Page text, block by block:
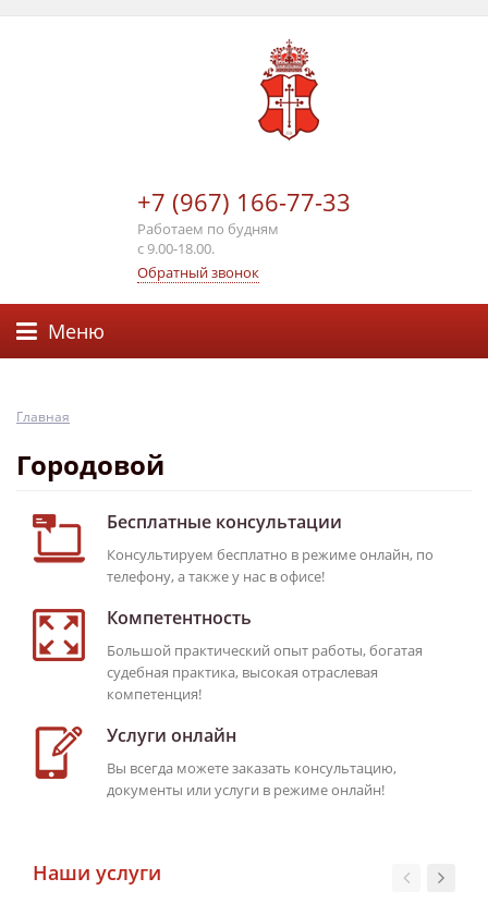
+7 (967) 166-77-33
Работаем по будням
с 9.00-18.00.
Обратный звонок
Меню
Главная
Городовой
Бесплатные консультации
Консультируем бесплатно в режиме онлайн, по
телефону, а также у нас в офисе!
Компетентность
Большой практический опыт работы, богатая
судебная практика, высокая отраслевая
компетенция!
Услуги онлайн
Вы всегда можете заказать консультацию,
документы или услуги в режиме онлайн!
Наши услуги